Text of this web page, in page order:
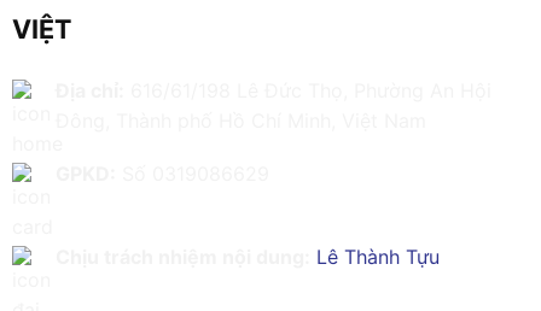
VIỆT
Lê Thành Tựu